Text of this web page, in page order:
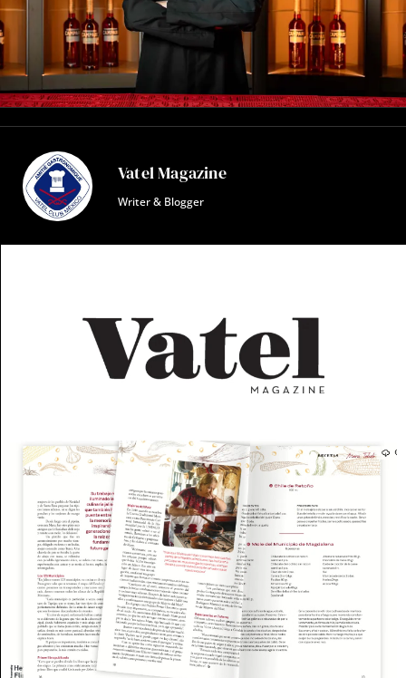
Vatel Magazine
Writer & Blogger